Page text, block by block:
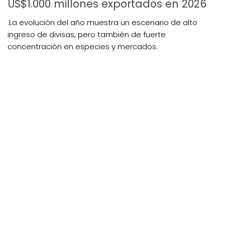
US$1.000 millones exportados en 2026
.La evolución del año muestra un escenario de alto
ingreso de divisas, pero también de fuerte
concentración en especies y mercados.